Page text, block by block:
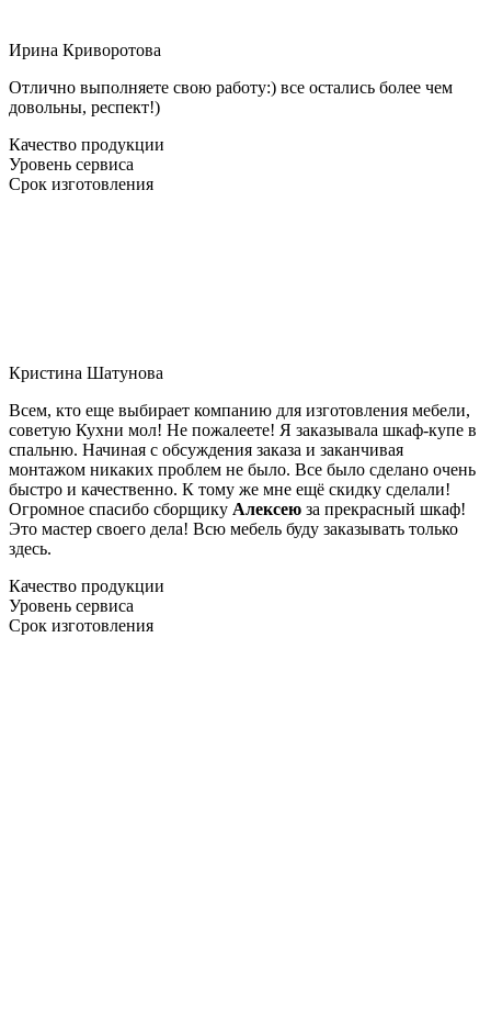
Ирина Криворотова
Отлично выполняете свою работу:) все остались более чем
довольны, респект!)
Качество продукции
Уровень сервиса
Срок изготовления
Кристина Шатунова
Всем, кто еще выбирает компанию для изготовления мебели,
советую Кухни мол! Не пожалеете! Я заказывала шкаф-купе в
спальню. Начиная с обсуждения заказа и заканчивая
монтажом никаких проблем не было. Все было сделано очень
быстро и качественно. К тому же мне ещё скидку сделали!
Огромное спасибо сборщику Алексею за прекрасный шкаф!
Это мастер своего дела! Всю мебель буду заказывать только
здесь.
Качество продукции
Уровень сервиса
Срок изготовления